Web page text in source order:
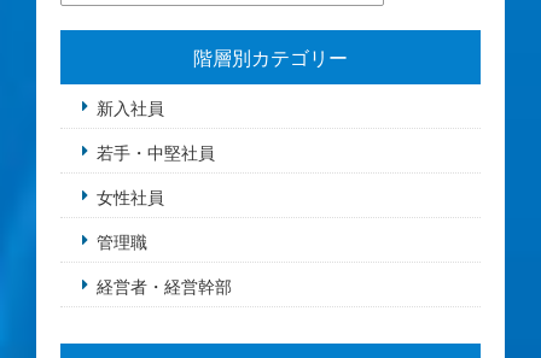
階層別カテゴリー
新入社員
若手・中堅社員
女性社員
管理職
経営者・経営幹部